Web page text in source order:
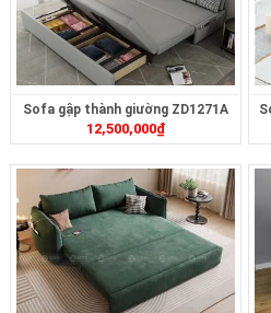
Sofa gập thành giường ZD1271A
12,500,000₫